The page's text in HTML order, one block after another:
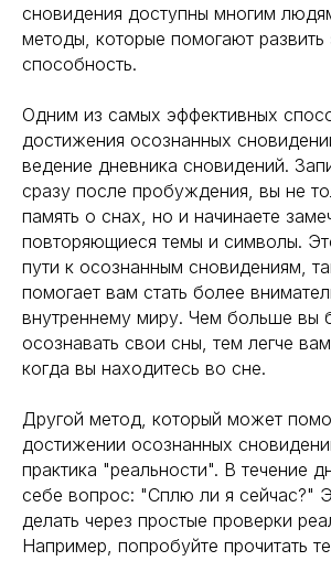
сновидения доступны многим
методы, которые помогают развить
способность.
Одним из самых эффективных
достижения осознанных
ведение дневника сновидений.
сразу после пробуждения, вы не
память о снах, но и начинаете
повторяющиеся темы и символы.
пути к осознанным сновидениям,
помогает вам стать более
внутреннему миру. Чем больше вы
осознавать свои сны, тем легче
когда вы находитесь во сне.
Другой метод, который может
достижении осознанных
практика "реальности". В течение
себе вопрос: "Сплю ли я сейчас?"
делать через простые проверки
Например, попробуйте прочитать